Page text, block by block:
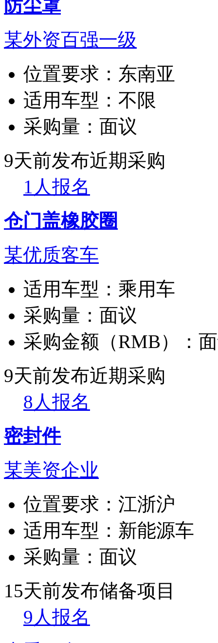
防尘罩
某外资百强一级
位置要求： 东南亚
适用车型： 不限
采购量： 面议
9天前发布近期采购
1人报名
仓门盖橡胶圈
某优质客车
适用车型： 乘用车
采购量： 面议
采购金额（RMB）：
9天前发布近期采购
8人报名
密封件
某美资企业
位置要求： 江浙沪
适用车型： 新能源车
采购量： 面议
15天前发布储备项目
9人报名